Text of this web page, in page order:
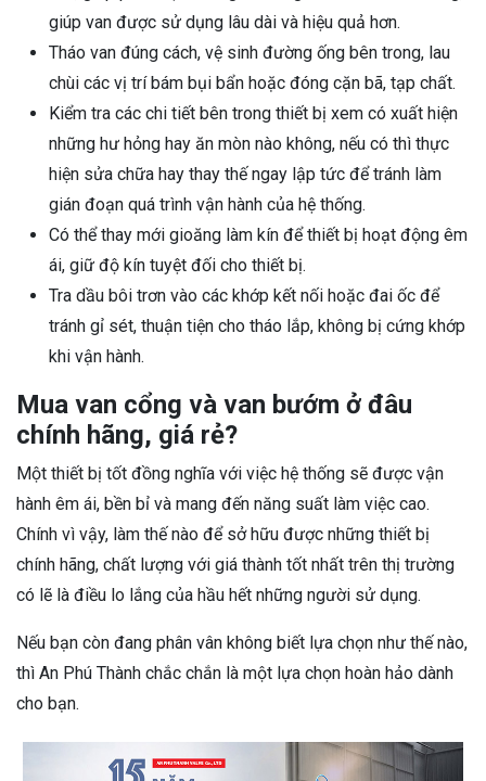
giúp van được sử dụng lâu dài và hiệu quả hơn.
Tháo van đúng cách, vệ sinh đường ống bên trong, lau
chùi các vị trí bám bụi bẩn hoặc đóng cặn bã, tạp chất.
Kiểm tra các chi tiết bên trong thiết bị xem có xuất hiện
những hư hỏng hay ăn mòn nào không, nếu có thì thực
hiện sửa chữa hay thay thế ngay lập tức để tránh làm
gián đoạn quá trình vận hành của hệ thống.
Có thể thay mới gioăng làm kín để thiết bị hoạt động êm
ái, giữ độ kín tuyệt đối cho thiết bị.
Tra dầu bôi trơn vào các khớp kết nối hoặc đai ốc để
tránh gỉ sét, thuận tiện cho tháo lắp, không bị cứng khớp
khi vận hành.
Mua van cổng và van bướm ở đâu
chính hãng, giá rẻ?
Một thiết bị tốt đồng nghĩa với việc hệ thống sẽ được vận
hành êm ái, bền bỉ và mang đến năng suất làm việc cao.
Chính vì vậy, làm thế nào để sở hữu được những thiết bị
chính hãng, chất lượng với giá thành tốt nhất trên thị trường
có lẽ là điều lo lắng của hầu hết những người sử dụng.
Nếu bạn còn đang phân vân không biết lựa chọn như thế nào,
thì An Phú Thành chắc chắn là một lựa chọn hoàn hảo dành
cho bạn.